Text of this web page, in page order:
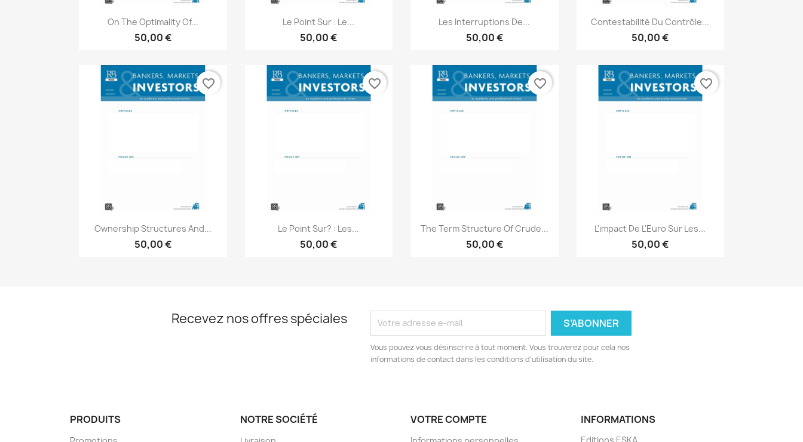
Aperçu rapide
On The Optimality Of...
50,00 €
 Aperçu rapide
Le Point Sur : Le...
50,00 €
Aperçu rapide
Les Interruptions De...
50,00 €
Aperçu rapide
Contestabilité Du Contrôle...
50,00 €
Aperçu rapide
Ownership Structures And...
50,00 €
favorite_border
Aperçu rapide
Le Point Sur? : Les...
50,00 €
favorite_border
Aperçu rapide
The Term Structure Of Crude...
50,00 €
favorite_border
Aperçu rapide
L'impact De L'Euro Sur Les...
50,00 €
favorite_border
Recevez nos offres spéciales
Vous pouvez vous désinscrire à tout moment. Vous trouverez pour cela nos
informations de contact dans les conditions d'utilisation du site.
PRODUITS NOTRE SOCIÉTÉ VOTRE COMPTE INFORMATIONS
Editions ESKA